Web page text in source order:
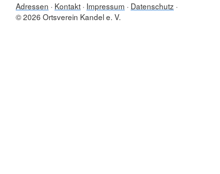
Adressen Kontakt Impressum
Datenschutz
© 2026 Ortsverein Kandel e. V.